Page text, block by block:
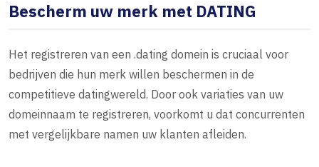
Bescherm uw merk met DATING
Het registreren van een .dating domein is cruciaal voor
bedrijven die hun merk willen beschermen in de
competitieve datingwereld. Door ook variaties van uw
domeinnaam te registreren, voorkomt u dat concurrenten
met vergelijkbare namen uw klanten afleiden.